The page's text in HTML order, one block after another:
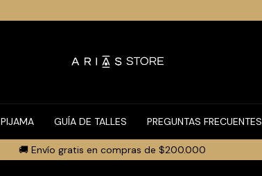
🚚 Envío gratis en compras de $200.000
PIJAMA GUÍA DE TALLES PREGUNTAS FRECUENTES